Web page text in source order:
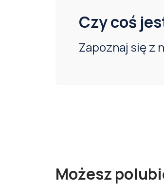
Czy coś
Zapoznaj się z
Możesz